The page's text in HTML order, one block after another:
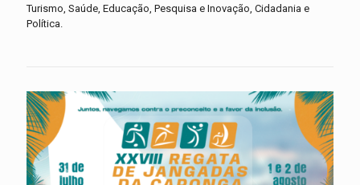
Turismo, Saúde, Educação, Pesquisa e Inovação, Cidadania e
Política.